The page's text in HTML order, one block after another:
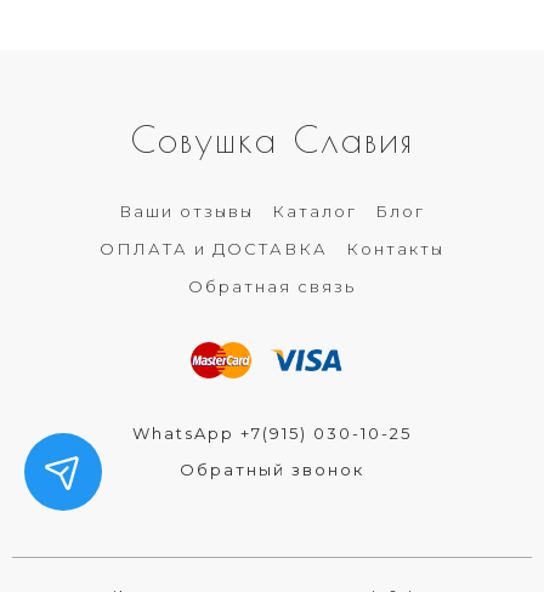
Совушка Славия
Ваши отзывы Каталог
Блог
ОПЛАТА и ДОСТАВКА
Контакты
Обратная связь
WhatsApp +7(915) 030-10-25
Обратный звонок